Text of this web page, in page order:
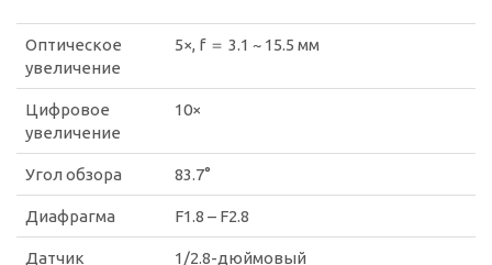
Оптическое
увеличение
5×, f ＝ 3.1 ~ 15.5 мм
Цифровое
увеличение
10×
Угол обзора 83.7°
Диафрагма F1.8 – F2.8
Датчик 1/2.8-дюймовый